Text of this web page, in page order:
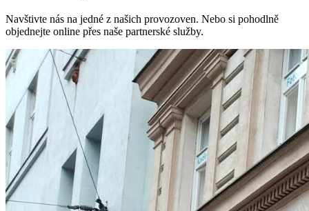
Navštivte nás na jedné z našich provozoven. Nebo si pohodlně
objednejte online přes naše partnerské služby.